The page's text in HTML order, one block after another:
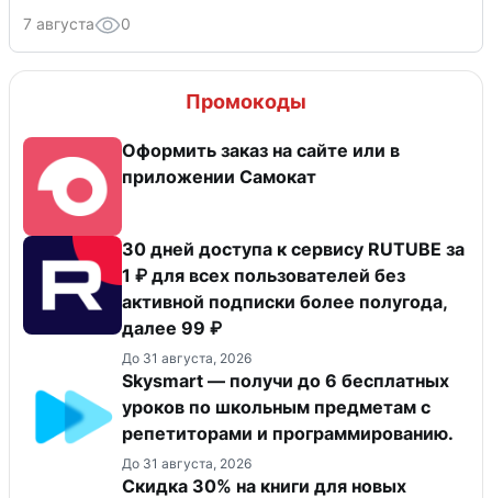
7 августа 0
Промокоды
Оформить заказ на сайте или в
приложении Самокат
30 дней доступа к сервису RUTUBE за
1 ₽ для всех пользователей без
активной подписки более полугода,
далее 99 ₽
До 31 августа, 2026
Skysmart — получи до 6 бесплатных
уроков по школьным предметам с
репетиторами и программированию.
До 31 августа, 2026
Скидка 30% на книги для новых